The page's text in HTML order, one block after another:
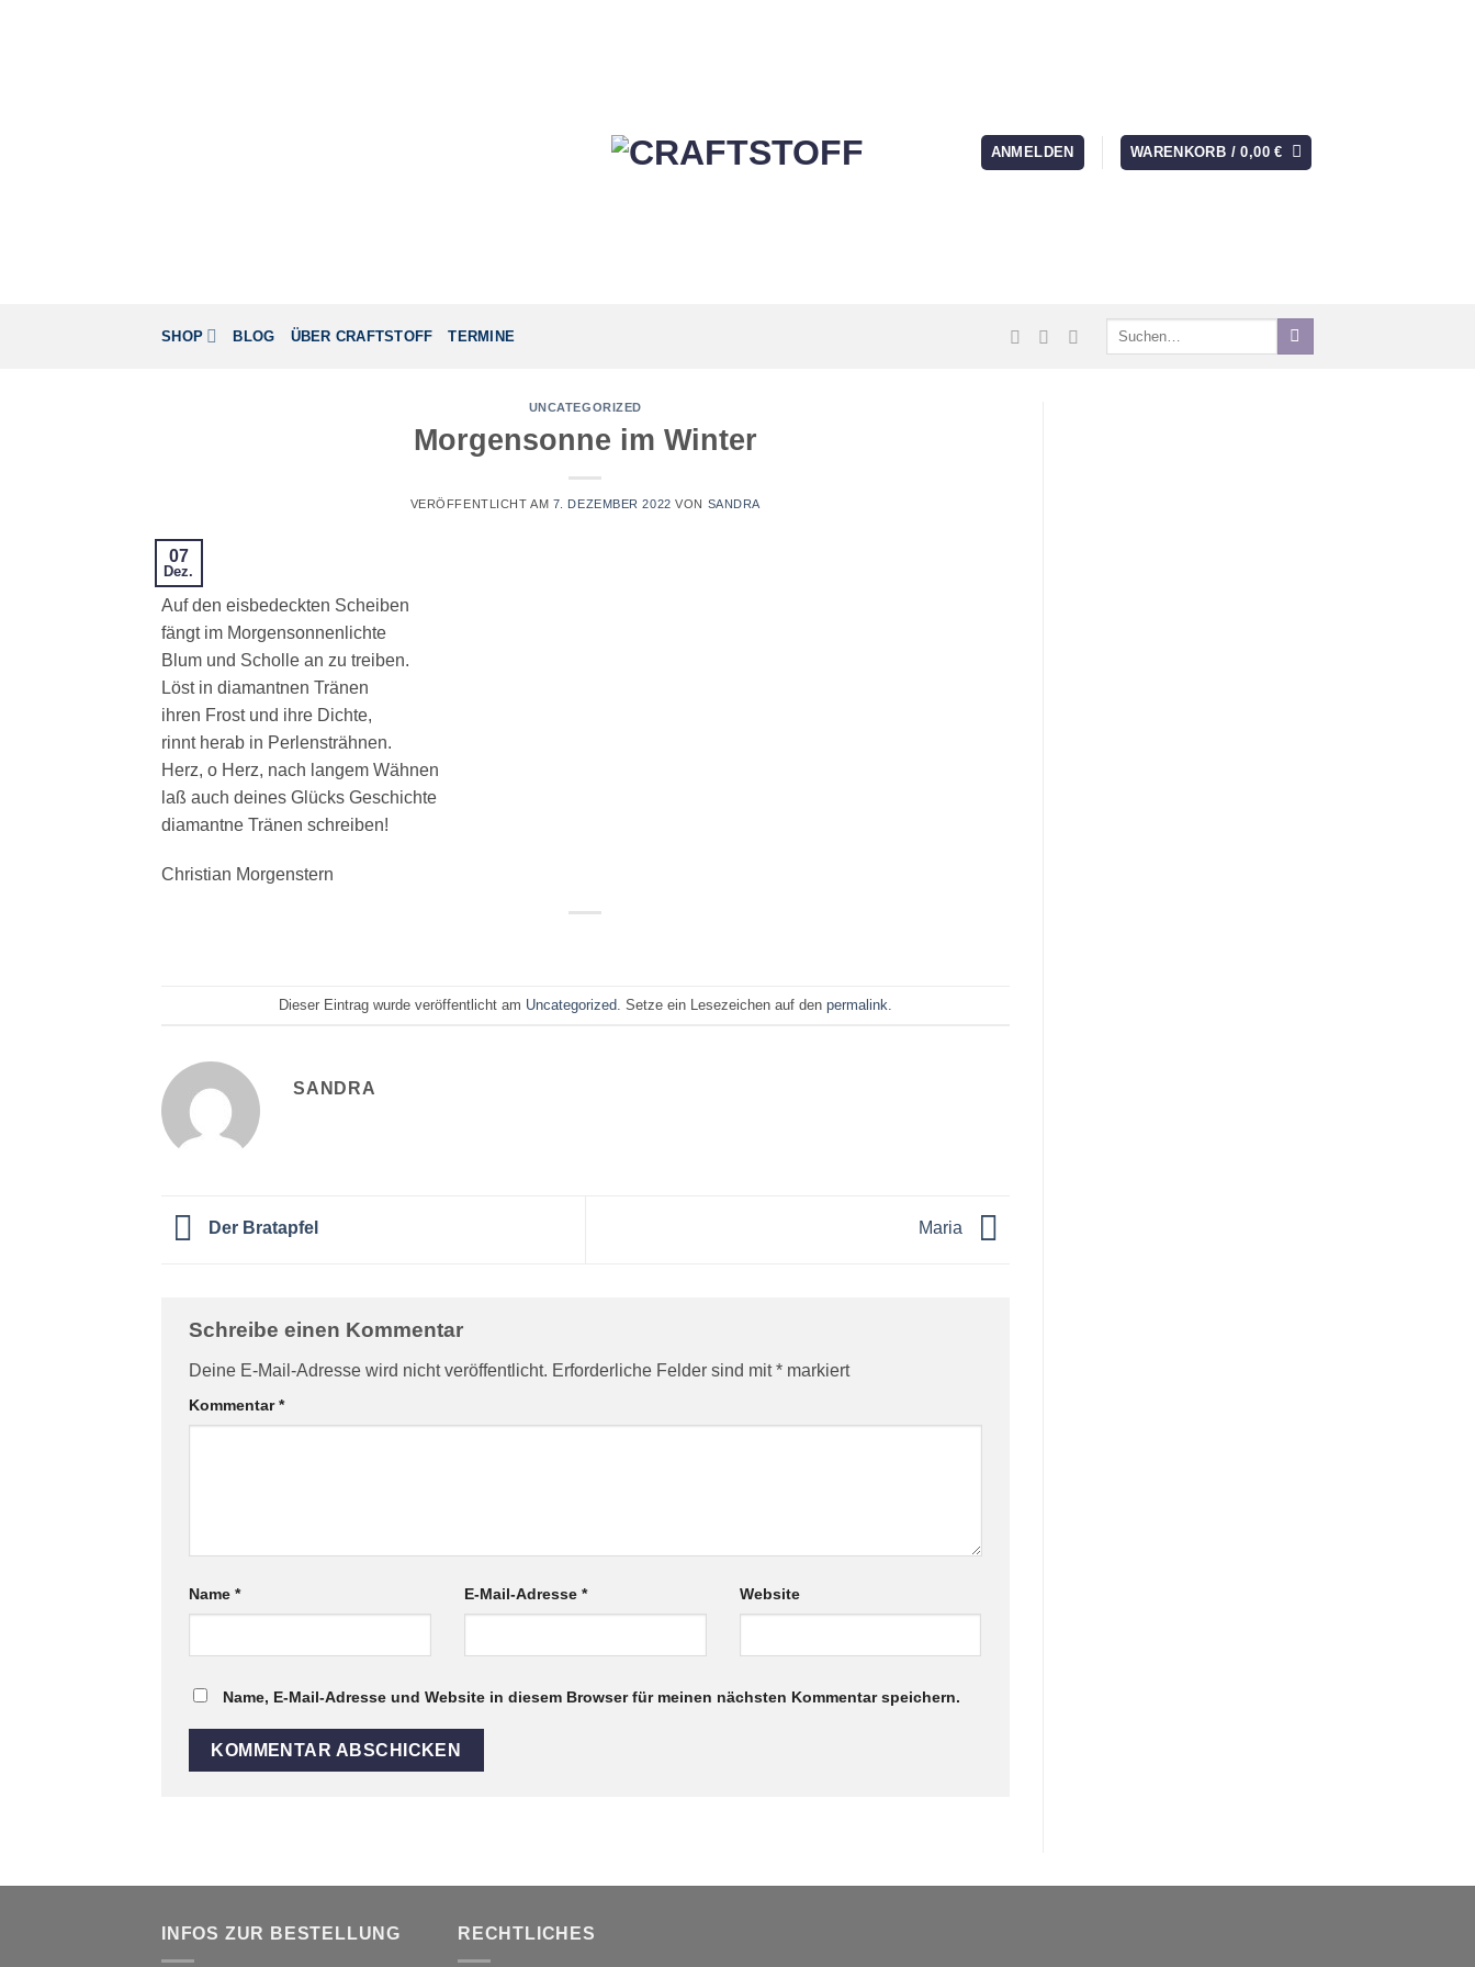
ANMELDEN WARENKORB /0,00€
SHOP BLOG ÜBER CRAFTSTOFF TERMINE
Suchen
UNCATEGORIZED
Morgensonne im Winter
VERÖFFENTLICHT AM 7. DEZEMBER 2022 VON SANDRA
07
Dez.
Auf den eisbedeckten Scheiben
fängt im Morgensonnenlichte
Blum und Scholle an zu treiben.
Löst in diamantnen Tränen
ihren Frost und ihre Dichte,
rinnt herab in Perlensträhnen.
Herz, o Herz, nach langem Wähnen
laß auch deines Glücks Geschichte
diamantne Tränen schreiben!
Christian Morgenstern
Dieser Eintrag wurde veröffentlicht am Uncategorized. Setze ein Lesezeichen auf den permalink
SANDRA
Der Bratapfel Maria
Schreibe einen Kommentar
Deine E-Mail-Adresse wird nicht veröffentlicht. Erforderliche Felder sind mit* markiert
Kommentar*
Name * E-Mail-Adresse * Website
Name, E-Mail-Adresse und Website in diesem Browser für meinen nächsten Kommentar speichern.
INFOS ZUR BESTELLUNG RECHTLICHES